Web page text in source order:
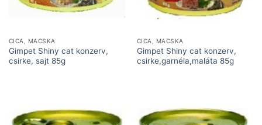
CICA, MACSKA
Gimpet Shiny cat konzerv,
csirke, sajt 85g
CICA, MACSKA
Gimpet Shiny cat konzerv,
csirke,garnéla,maláta 85g